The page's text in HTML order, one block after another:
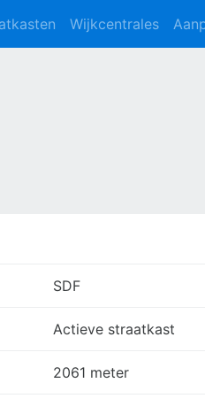
Wijkcentrales
SDF
Actieve straatkast
2061 meter